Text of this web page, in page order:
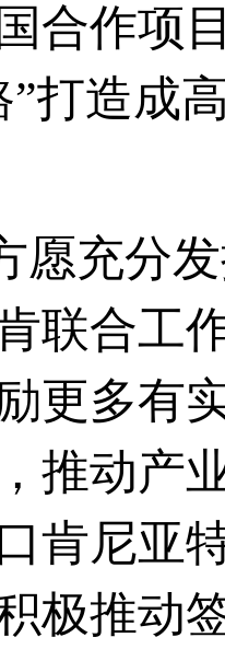
合作项
”打造成
愿充分
联合工
更多有
推动产
肯尼亚
极推动